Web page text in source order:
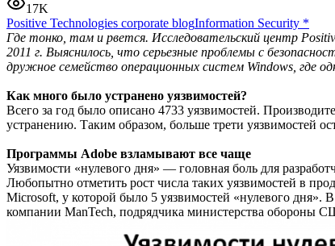
17K
Positive Technologies corporate blogInformation Security *
Где тонко, там и рвется. Исследовательский центр
2011 г. Выяснилось, что серьезные проблемы с
дружное семейство операционных систем Windows, где
Как много было устранено уязвимостей?
Всего за год было описано 4733 уязвимостей.
устранению. Таким образом, больше трети уязвимостей
Программы Adobe взламывают все чаще
Уязвимости «нулевого дня» — головная боль для
Любопытно отметить рост числа таких уязвимостей в
Microsoft, у которой было 5 уязвимостей «нулевого дня».
компании ManTech, подрядчика министерства обороны